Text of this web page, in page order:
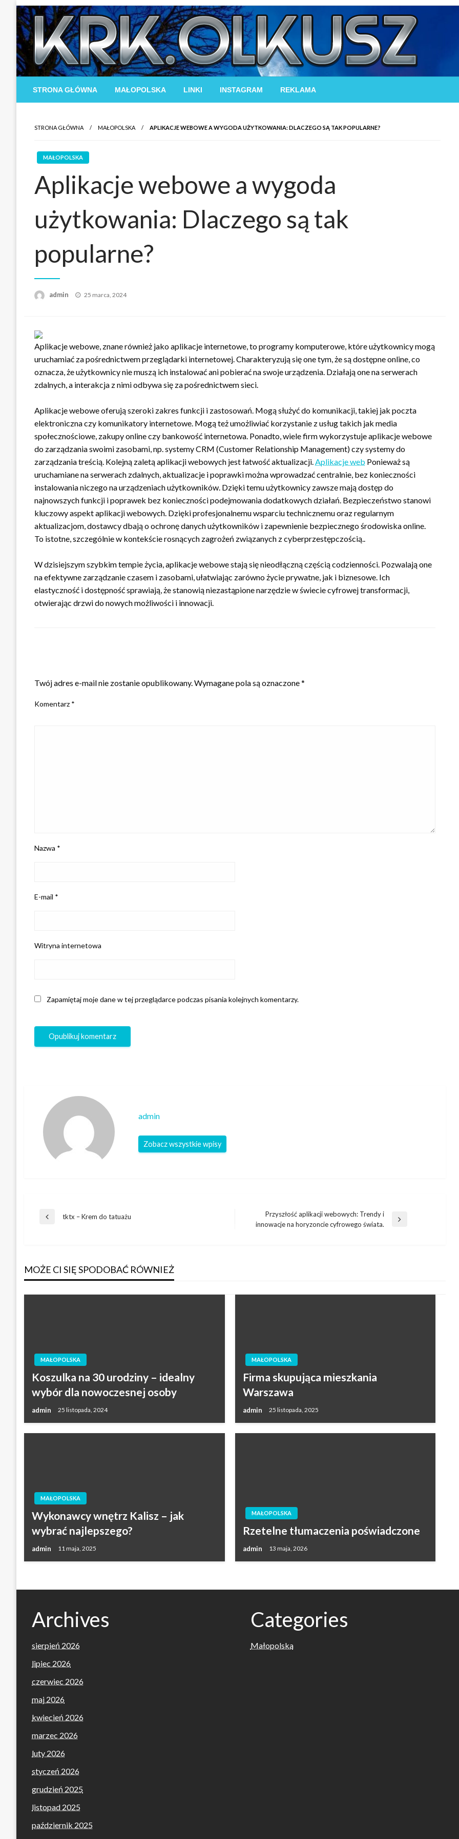
content
STRONA GŁÓWNA MAŁOPOLSKA LINKI INSTAGRAM REKLAMA
STRONA GŁÓWNA MAŁOPOLSKA APLIKACJE WEBOWE A WYGODA UŻYTKOWANIA: DLACZEGO SĄ TAK POPULARNE?
MAŁOPOLSKA
Aplikacje webowe a wygoda
użytkowania: Dlaczego są tak
popularne?
admin
Opublikowane
25 marca, 2024
Aplikacje webowe, znane również jako aplikacje internetowe, to programy komputerowe, które użytkownicy mogą
uruchamiać za pośrednictwem przeglądarki internetowej. Charakteryzują się one tym, że są dostępne online, co
oznacza, że użytkownicy nie muszą ich instalować ani pobierać na swoje urządzenia. Działają one na serwerach
zdalnych, a interakcja z nimi odbywa się za pośrednictwem sieci.
Aplikacje webowe oferują szeroki zakres funkcji i zastosowań. Mogą służyć do komunikacji, takiej jak poczta
elektroniczna czy komunikatory internetowe. Mogą też umożliwiać korzystanie z usług takich jak media
społecznościowe, zakupy online czy bankowość internetowa. Ponadto, wiele firm wykorzystuje aplikacje webowe
do zarządzania swoimi zasobami, np. systemy CRM (Customer Relationship Management) czy systemy do
zarządzania treścią. Kolejną zaletą aplikacji webowych jest łatwość aktualizacji.Aplikacje web Ponieważ są
uruchamiane na serwerach zdalnych, aktualizacje i poprawki można wprowadzać centralnie, bez konieczności
instalowania niczego na urządzeniach użytkowników. Dzięki temu użytkownicy zawsze mają dostęp do
najnowszych funkcji i poprawek bez konieczności podejmowania dodatkowych działań. Bezpieczeństwo stanowi
kluczowy aspekt aplikacji webowych. Dzięki profesjonalnemu wsparciu technicznemu oraz regularnym
aktualizacjom, dostawcy dbają o ochronę danych użytkowników i zapewnienie bezpiecznego środowiska online.
To istotne, szczególnie w kontekście rosnących zagrożeń związanych z cyberprzestępczością..
W dzisiejszym szybkim tempie życia, aplikacje webowe stają się nieodłączną częścią codzienności. Pozwalają one
na efektywne zarządzanie czasem i zasobami, ułatwiając zarówno życie prywatne, jak i biznesowe. Ich
elastyczność i dostępność sprawiają, że stanowią niezastąpione narzędzie w świecie cyfrowej transformacji,
otwierając drzwi do nowych możliwości i innowacji.
Twój adres e-mail nie zostanie opublikowany.Wymagane pola są oznaczone*
Komentarz *
Nazwa *
E-mail *
Witryna internetowa
Zapamiętaj moje dane w tej przeglądarce podczas pisania kolejnych komentarzy.
admin
Zobacz wszystkie wpisy
Nawigacja
Poprzedni
tktx – Krem do tatuażu
Następny
Przyszłość aplikacji webowych: Trendy i
innowacje na horyzoncie cyfrowego świata.
MOŻE CI SIĘ SPODOBAĆ RÓWNIEŻ
MAŁOPOLSKA
Koszulka na 30 urodziny – idealny
wybór dla nowoczesnej osoby
admin 25 listopada, 2024
MAŁOPOLSKA
Firma skupująca mieszkania
Warszawa
admin 25 listopada, 2025
MAŁOPOLSKA
Wykonawcy wnętrz Kalisz – jak
wybrać najlepszego?
admin 11 maja, 2025
MAŁOPOLSKA
Rzetelne tłumaczenia poświadczone
admin 13 maja, 2026
Archives
sierpień 2026
lipiec 2026
czerwiec 2026
maj 2026
kwiecień 2026
marzec 2026
luty 2026
styczeń 2026
grudzień 2025
listopad 2025
październik 2025
Categories
Małopolska